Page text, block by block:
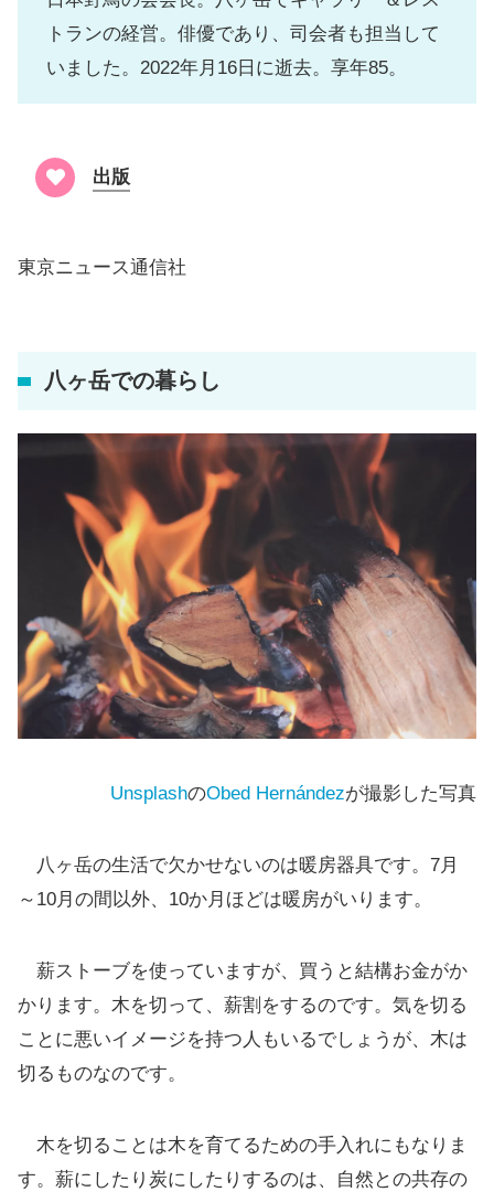
トランの経営。俳優であり、司会者も担当して
いました。2022年月16日に逝去。享年85。
出版
東京ニュース通信社
八ヶ岳での暮らし
UnsplashのObed Hernándezが撮影した写真
八ヶ岳の生活で欠かせないのは暖房器具です。7月
～10月の間以外、10か月ほどは暖房がいります。
薪ストーブを使っていますが、買うと結構お金がか
かります。木を切って、薪割をするのです。気を切る
ことに悪いイメージを持つ人もいるでしょうが、木は
切るものなのです。
木を切ることは木を育てるための手入れにもなりま
す。薪にしたり炭にしたりするのは、自然との共存の